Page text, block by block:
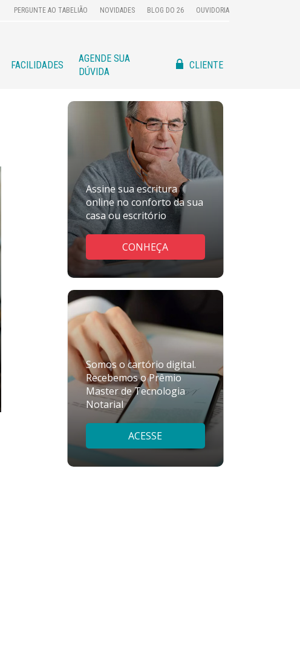
PERGUNTE AO TABELIÃO NOVIDADES BLOG DO 26 OUVIDORIA
FACILIDADES
AGENDE SUA
DÚVIDA
CLIENTE
Assine sua escritura
online no conforto da sua
casa ou escritório
CONHEÇA
Somos o cartório digital.
Recebemos o Prêmio
Master de Tecnologia
Notarial
ACESSE